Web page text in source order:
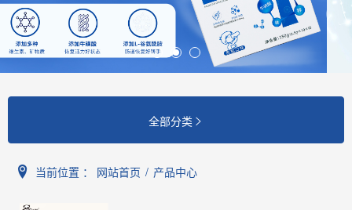
全部分类 
当前位置 ： 网站首页 / 产品中心